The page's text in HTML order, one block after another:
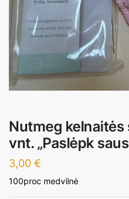
Nutmeg kelnaitės
vnt. „Paslėpk
3,00 €
100proc medvilnė